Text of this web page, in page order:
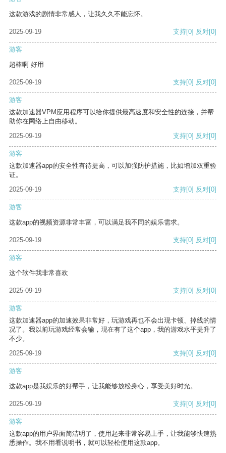
这款游戏的剧情非常感人，让我久久不能忘怀。
2025-09-19 支持[0] 反对[0]
游客
超棒啊 好用
2025-09-19 支持[0] 反对[0]
游客
这款加速器VPM应用程序可以给你提供最高速度和安全性的连接，并帮
助你在网络上自由移动。
2025-09-19
支持[0] 反对[0]
游客
这款加速器app的安全性有待提高，可以加强防护措施，比如增加双重验
证。
2025-09-19
支持[0] 反对[0]
游客
这款app的视频资源非常丰富，可以满足我不同的娱乐需求。
2025-09-19 支持[0] 反对[0]
游客
这个软件我非常喜欢
2025-09-19 支持[0] 反对[0]
游客
这款加速器app的加速效果非常好，玩游戏再也不会出现卡顿、掉线的情
况了。我以前玩游戏经常会输，现在有了这个app，我的游戏水平提升了
不少。
2025-09-19
支持[0] 反对[0]
游客
这款app是我娱乐的好帮手，让我能够放松身心，享受美好时光。
2025-09-19 支持[0] 反对[0]
游客
这款app的用户界面简洁明了，使用起来非常容易上手，让我能够快速熟
悉操作。我不用看说明书，就可以轻松使用这款app。